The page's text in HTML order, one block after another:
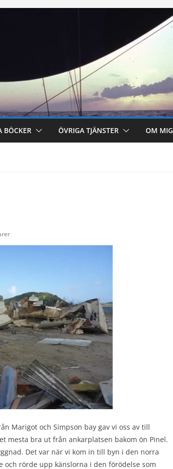
BÖCKER ÖVRIGA TJÄNSTER OM MIG
Marigot och Simpson bay gav vi oss av till
mesta bra ut från ankarplatsen bakom ön Pinel.
Det var när vi kom in till byn i den norra
rörde upp känslorna i den förödelse som